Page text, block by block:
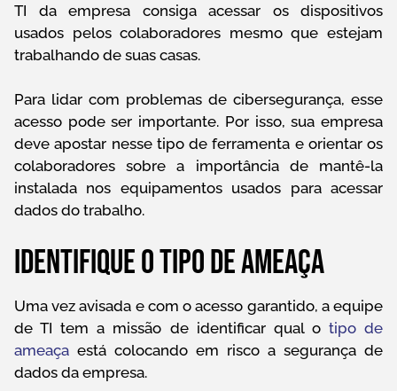
TI da empresa consiga acessar os dispositivos
usados pelos colaboradores mesmo que estejam
trabalhando de suas casas.
Para lidar com problemas de cibersegurança, esse
acesso pode ser importante. Por isso, sua empresa
deve apostar nesse tipo de ferramenta e orientar os
colaboradores sobre a importância de mantê-la
instalada nos equipamentos usados para acessar
dados do trabalho.
Identifique o tipo de ameaça
Uma vez avisada e com o acesso garantido, a equipe
de TI tem a missão de identificar qual o tipo de
ameaça está colocando em risco a segurança de
dados da empresa.